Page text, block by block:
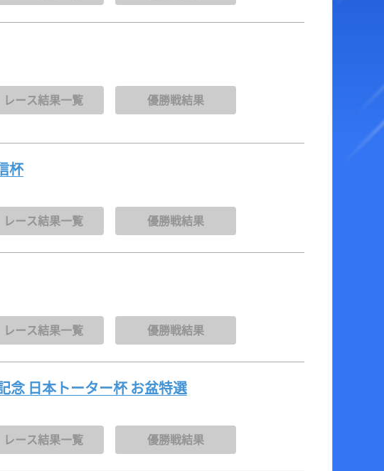
レース結果一覧 優勝戦結果
杯
レース結果一覧 優勝戦結果
レース結果一覧 優勝戦結果
念 日本トーター杯 お盆特選
レース結果一覧 優勝戦結果